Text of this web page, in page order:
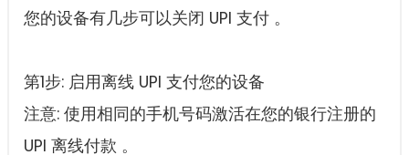
您的设备有几步可以关闭 UPI 支付 。
第1步: 启用离线 UPI 支付您的设备
注意: 使用相同的手机号码激活在您的银行注册的
UPI 离线付款 。